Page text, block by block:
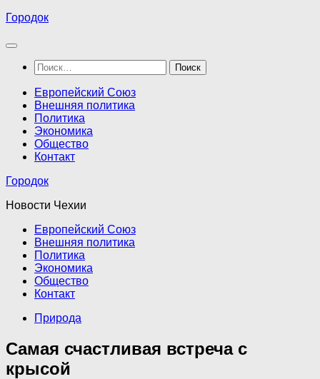
Перейти
содержимому
Городок
Найти:
Европейский Союз
Внешняя политика
Политика
Экономика
Общество
Контакт
Городок
Новости Чехии
Европейский Союз
Внешняя политика
Политика
Экономика
Общество
Контакт
Природа
Самая счастливая встреча с
крысой